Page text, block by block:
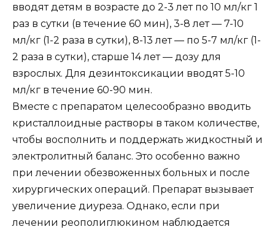
вводят детям в возрасте до 2-3 лет по 10 мл/кг 1
раз в сутки (в течение 60 мин), 3-8 лет — 7-10
мл/кг (1-2 раза в сутки), 8-13 лет — по 5-7 мл/кг (1-
2 раза в сутки), старше 14 лет — дозу для
взрослых. Для дезинтоксикации вводят 5-10
мл/кг в течение 60-90 мин.
Вместе с препаратом целесообразно вводить
кристаллоидные растворы в таком количестве,
чтобы восполнить и поддержать жидкостный и
электролитный баланс. Это особенно важно
при лечении обезвоженных больных и после
хирургических операций. Препарат вызывает
увеличение диуреза. Однако, если при
лечении реополиглюкином наблюдается